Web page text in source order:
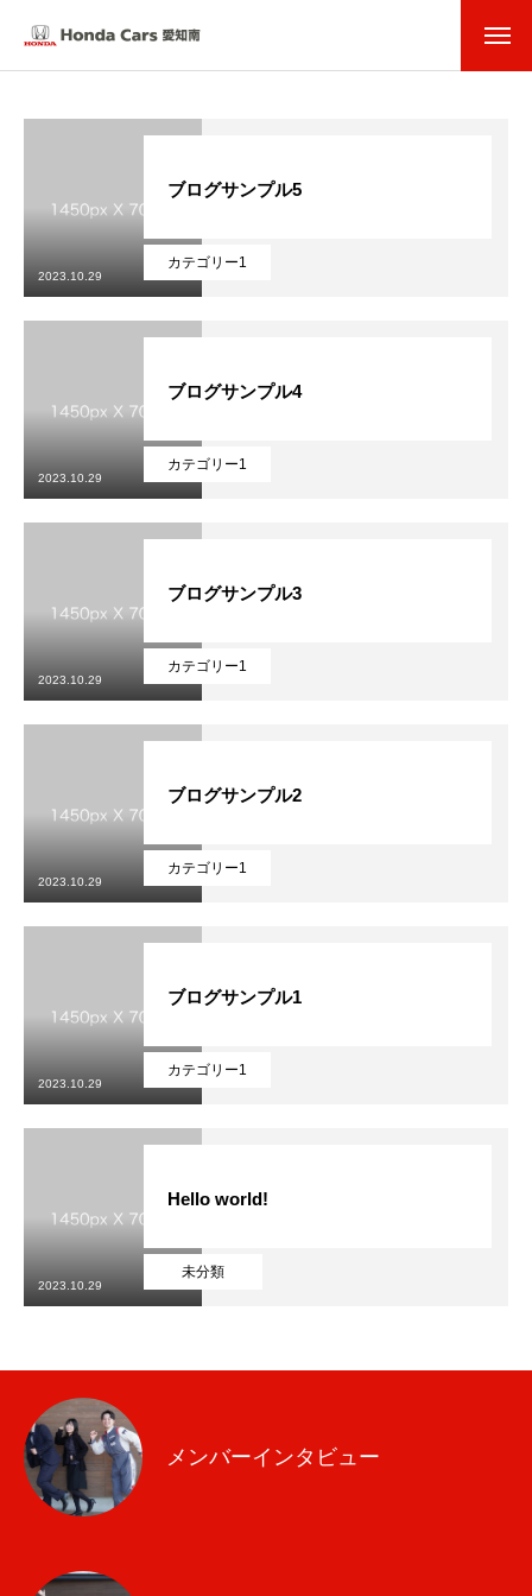
仕事を知る
職場環境
カテゴリー1
ブログサンプル5
2023.10.29
カテゴリー1
ブログサンプル4
2023.10.29
カテゴリー1
ブログサンプル3
2023.10.29
カテゴリー1
ブログサンプル2
2023.10.29
カテゴリー1
ブログサンプル1
2023.10.29
未分類
Hello world!
2023.10.29
メンバーインタビュー